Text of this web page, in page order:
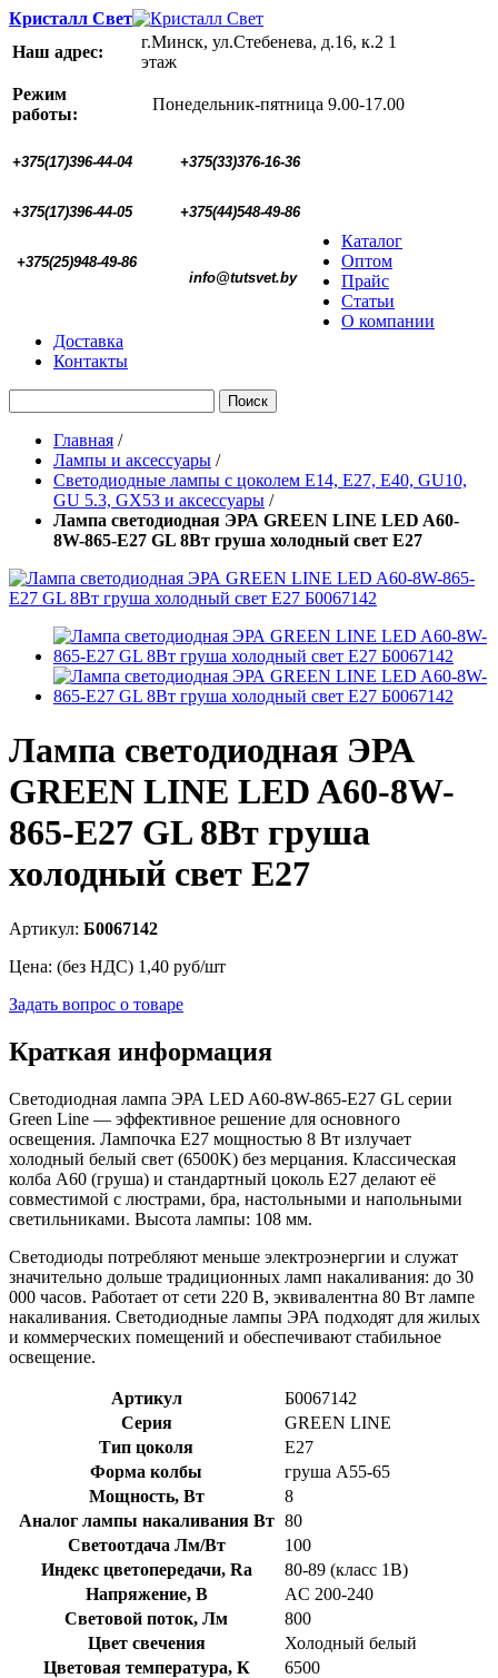
Кристалл Свет
Наш адрес:
г.Минск, ул.Стебенева, д.16, к.2 1
этаж
Режим
работы:
Понедельник-пятница 9.00-17.00
+375(17)396-44-04 +375(33)376-16-36
+375(17)396-44-05 +375(44)548-49-86
+375(25)948-49-86
  info@tutsvet.by
Каталог
Оптом
Прайс
Статьи
О компании
Доставка
Контакты
Поиск
Главная /
Лампы и аксессуары /
Светодиодные лампы с цоколем Е14, Е27, E40, GU10,
GU 5.3, GX53 и аксессуары /
Лампа светодиодная ЭРА GREEN LINE LED A60-
8W-865-E27 GL 8Вт груша холодный свет E27
Лампа светодиодная ЭРА
GREEN LINE LED A60-8W-
865-E27 GL 8Вт груша
холодный свет E27
Артикул: Б0067142
Цена: (без НДС) 1,40 руб/шт
Задать вопрос о товаре
Краткая информация
Светодиодная лампа ЭРА LED A60-8W-865-E27 GL серии
Green Line — эффективное решение для основного
освещения. Лампочка Е27 мощностью 8 Вт излучает
холодный белый свет (6500K) без мерцания. Классическая
колба A60 (груша) и стандартный цоколь E27 делают её
совместимой с люстрами, бра, настольными и напольными
светильниками. Высота лампы: 108 мм.
Светодиоды потребляют меньше электроэнергии и служат
значительно дольше традиционных ламп накаливания: до 30
000 часов. Работает от сети 220 В, эквивалентна 80 Вт лампе
накаливания. Светодиодные лампы ЭРА подходят для жилых
и коммерческих помещений и обеспечивают стабильное
освещение.
Артикул
Б0067142
Серия
GREEN LINE
Тип цоколя
E27
Форма колбы
груша A55-65
Мощность, Вт
8
Аналог лампы накаливания Вт 80
Светоотдача Лм/Вт
100
Индекс цветопередачи, Ra
80-89 (класс 1B)
Напряжение, В
AC 200-240
Световой поток, Лм
800
Цвет свечения
Холодный белый
Цветовая температура, К
6500